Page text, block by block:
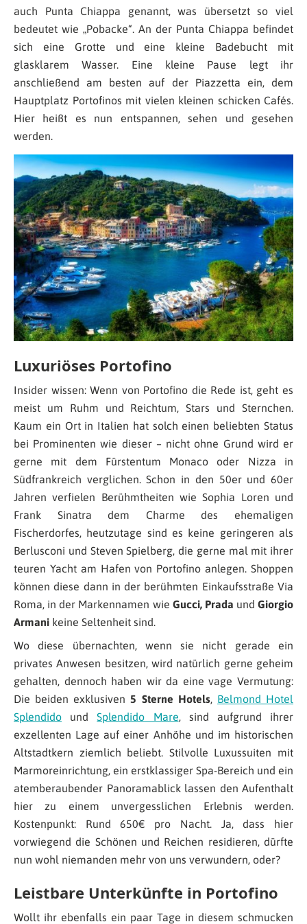
auch Punta Chiappa genannt, was übersetzt so viel
bedeutet wie „Pobacke“. An der Punta Chiappa befindet
sich eine Grotte und eine kleine Badebucht mit
glasklarem Wasser. Eine kleine Pause legt ihr
anschließend am besten auf der Piazzetta ein, dem
Hauptplatz Portofinos mit vielen kleinen schicken Cafés.
Hier heißt es nun entspannen, sehen und gesehen
werden.
Luxuriöses Portofino
Insider wissen: Wenn von Portofino die Rede ist, geht es
meist um Ruhm und Reichtum, Stars und Sternchen.
Kaum ein Ort in Italien hat solch einen beliebten Status
bei Prominenten wie dieser – nicht ohne Grund wird er
gerne mit dem Fürstentum Monaco oder Nizza in
Südfrankreich verglichen. Schon in den 50er und 60er
Jahren verfielen Berühmtheiten wie Sophia Loren und
Frank Sinatra dem Charme des ehemaligen
Fischerdorfes, heutzutage sind es keine geringeren als
Berlusconi und Steven Spielberg, die gerne mal mit ihrer
teuren Yacht am Hafen von Portofino anlegen. Shoppen
können diese dann in der berühmten Einkaufsstraße Via
Roma, in der Markennamen wie Gucci, Prada und Giorgio
Armani keine Seltenheit sind.
Wo diese übernachten, wenn sie nicht gerade ein
privates Anwesen besitzen, wird natürlich gerne geheim
gehalten, dennoch haben wir da eine vage Vermutung:
Die beiden exklusiven5 Sterne Hotels, Belmond Hotel
Splendido undSplendido Mare, sind aufgrund ihrer
exzellenten Lage auf einer Anhöhe und im historischen
Altstadtkern ziemlich beliebt. Stilvolle Luxussuiten mit
Marmoreinrichtung, ein erstklassiger Spa-Bereich und ein
atemberaubender Panoramablick lassen den Aufenthalt
hier zu einem unvergesslichen Erlebnis werden.
Kostenpunkt: Rund 650€ pro Nacht. Ja, dass hier
vorwiegend die Schönen und Reichen residieren, dürfte
nun wohl niemanden mehr von uns verwundern, oder?
Leistbare Unterkünfte in Portofino
Wollt ihr ebenfalls ein paar Tage in diesem schmucken